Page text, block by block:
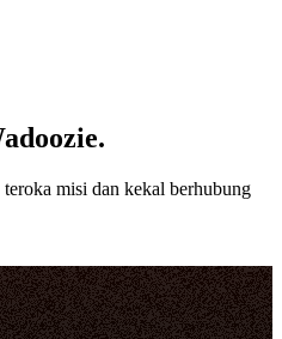
misi dan kekal berhubung